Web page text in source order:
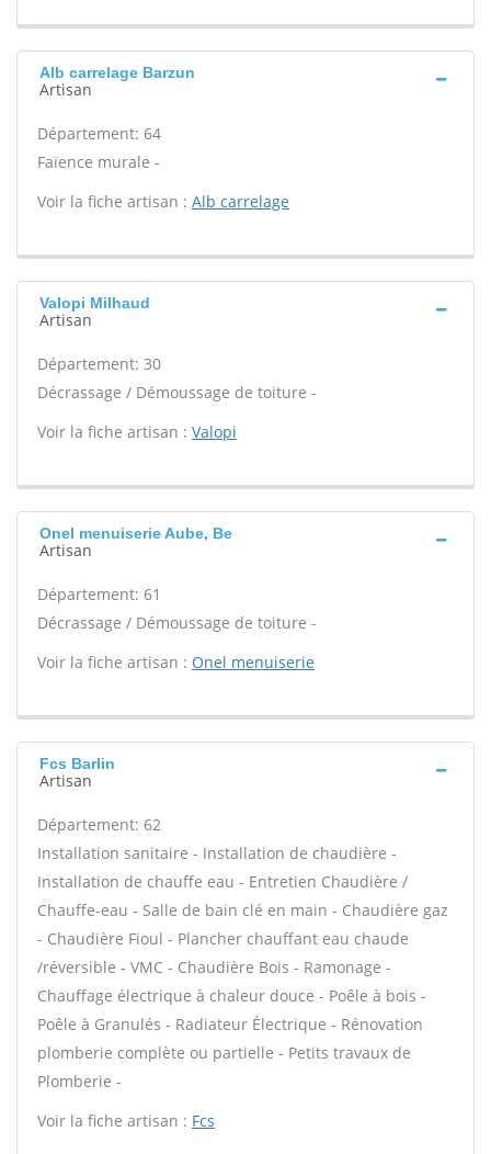
Alb carrelage Barzun
Artisan
Département: 64
Faïence murale -
Voir la fiche artisan : Alb carrelage
Valopi Milhaud
Artisan
Département: 30
Décrassage / Démoussage de toiture -
Voir la fiche artisan : Valopi
Onel menuiserie Aube, Be
Artisan
Département: 61
Décrassage / Démoussage de toiture -
Voir la fiche artisan : Onel menuiserie
Fcs Barlin
Artisan
Département: 62
Installation sanitaire - Installation de chaudière -
Installation de chauffe eau - Entretien Chaudière /
Chauffe-eau - Salle de bain clé en main - Chaudière gaz
- Chaudière Fioul - Plancher chauffant eau chaude
/réversible - VMC - Chaudière Bois - Ramonage -
Chauffage électrique à chaleur douce - Poêle à bois -
Poêle à Granulés - Radiateur Électrique - Rénovation
plomberie complète ou partielle - Petits travaux de
Plomberie -
Voir la fiche artisan : Fcs